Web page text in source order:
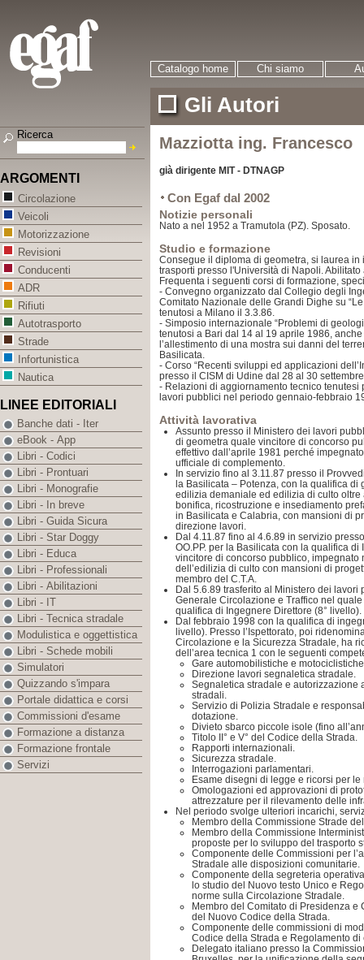
Catalogo home Chi siamo
Gli Autori
Mazziotta ing. Francesco
già dirigente MIT - DTNAGP
Con Egaf dal 2002
Notizie personali
Nato a nel 1952 a Tramutola (PZ). Sposato.
Studio e formazione
Consegue il diploma di geometra, si laurea
trasporti presso l'Università di Napoli.Abilitato
Frequenta i seguenti corsi di formazione,
- Convegno organizzato dal Collegio degli
Comitato Nazionale delle Grandi Dighe su
tenutosi a Milano il 3.3.86.
- Simposio internazionale “Problemi di
tenutosi a Bari dal 14 al 19 aprile 1986,
l’allestimento di una mostra sui danni del
Basilicata.
- Corso “Recenti sviluppi ed applicazioni
presso il CISM di Udine dal 28 al 30
- Relazioni di aggiornamento tecnico
lavori pubblici nel periodo gennaio-febbraio
Attività lavorativa
Assunto presso il Ministero dei lavori
di geometra quale vincitore di concorso
effettivo dall’aprile 1981 perché
ufficiale di complemento.
In servizio fino al 3.11.87 presso il
la Basilicata – Potenza, con la qualifica
edilizia demaniale ed edilizia di culto
bonifica, ricostruzione e insediamento
in Basilicata e Calabria, con mansioni di
direzione lavori.
Dal 4.11.87 fino al 4.6.89 in servizio
OO.PP. per la Basilicata con la qualifica
vincitore di concorso pubblico, impegnato
dell’edilizia di culto con mansioni di
membro del C.T.A.
Dal 5.6.89 trasferito al Ministero dei lavori
Generale Circolazione e Traffico nel
qualifica di Ingegnere Direttore (8° livello).
Dal febbraio 1998 con la qualifica di
livello). Presso l’Ispettorato, poi
Circolazione e la Sicurezza Stradale, ha
dell’area tecnica 1 con le seguenti
Gare automobilistiche e
Direzione lavori segnaletica stradale.
Segnaletica stradale e autorizzazione
stradali.
Servizio di Polizia Stradale e
dotazione.
Divieto sbarco piccole isole (fino
Titolo II° e V° del Codice della Strada.
Rapporti internazionali.
Sicurezza stradale.
Interrogazioni parlamentari.
Esame disegni di legge e ricorsi per le
Omologazioni ed approvazioni di
attrezzature per il rilevamento delle
Nel periodo svolge ulteriori incarichi,
Membro della Commissione Strade
Membro della Commissione
proposte per lo sviluppo del trasporto
Componente delle Commissioni per
Stradale alle disposizioni comunitarie.
Componente della segreteria
lo studio del Nuovo testo Unico e
norme sulla Circolazione Stradale.
Membro del Comitato di Presidenza
del Nuovo Codice della Strada.
Componente delle commissioni di
Codice della Strada e Regolamento
Delegato italiano presso la
Ricerca
ARGOMENTI
Circolazione
Veicoli
Motorizzazione
Revisioni
Conducenti
ADR
Rifiuti
Autotrasporto
Strade
Infortunistica
Nautica
LINEE EDITORIALI
Banche dati - Iter
eBook - App
Libri - Codici
Libri - Prontuari
Libri - Monografie
Libri - In breve
Libri - Guida Sicura
Libri - Star Doggy
Libri - Educa
Libri - Professionali
Libri - Abilitazioni
Libri - IT
Libri - Tecnica stradale
Modulistica e oggettistica
Libri - Schede mobili
Simulatori
Quizzando s'impara
Portale didattica e corsi
Commissioni d'esame
Formazione a distanza
Formazione frontale
Servizi